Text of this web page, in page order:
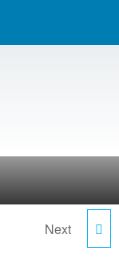
Next